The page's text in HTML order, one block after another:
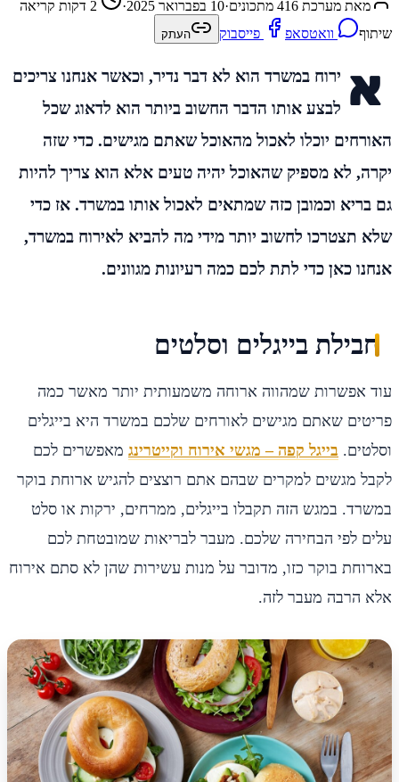
מאת מערכת 416 מתכונים ·10 בפברואר 2025 ·
2 דקות קריאה
שיתוף
וואטסאפ פייסבוק העתק
א ירוח במשרד הוא לא דבר נדיר, וכאשר אנחנו צריכים
לבצע אותו הדבר החשוב ביותר הוא לדאוג שכל
האורחים יוכלו לאכול מהאוכל שאתם מגישים. כדי שזה
יקרה, לא מספיק שהאוכל יהיה טעים אלא הוא צריך להיות
גם בריא וכמובן כזה שמתאים לאכול אותו במשרד. אז כדי
שלא תצטרכו לחשוב יותר מידי מה להביא לאירוח במשרד,
אנחנו כאן כדי לתת לכם כמה רעיונות מגוונים.
חבילת בייגלים וסלטים
עוד אפשרות שמהווה ארוחה משמעותית יותר מאשר כמה
פריטים שאתם מגישים לאורחים שלכם במשרד היא בייגלים
וסלטים. בייגל קפה – מגשי אירוח וקייטרינג מאפשרים לכם
לקבל מגשים למקרים שבהם אתם רוצצים להגיש ארוחת בוקר
במשרד. במגש הזה תקבלו בייגלים, ממרחים, ירקות או סלט
עלים לפי הבחירה שלכם. מעבר לבריאות שמובטחת לכם
בארוחת בוקר כזו, מדובר על מנות עשירות שהן לא סתם אירוח
אלא הרבה מעבר לזה.